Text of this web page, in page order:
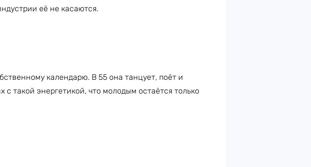
её не касаются.
календарю. В 55 она танцует, поёт и
с такой энергетикой, что молодым остаётся только